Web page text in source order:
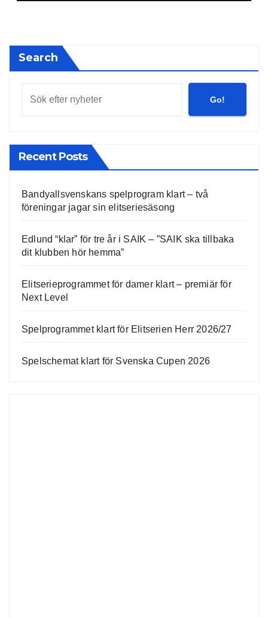
Search
Go!
Recent Posts
Bandyallsvenskans spelprogram klart – två
föreningar jagar sin elitseriesäsong
Edlund “klar” för tre år i SAIK – ”SAIK ska tillbaka
dit klubben hör hemma”
Elitserieprogrammet för damer klart – premiär för
Next Level
Spelprogrammet klart för Elitserien Herr 2026/27
Spelschemat klart för Svenska Cupen 2026